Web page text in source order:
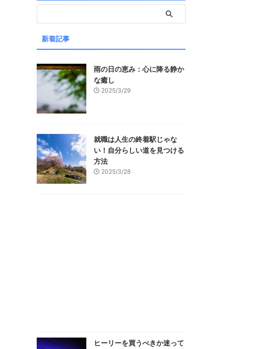
新着記事
雨の日の恵み：心に降る静か
な癒し
2025/3/29
就職は人生の終着駅じゃな
い！自分らしい道を見つける
方法
2025/3/28
ヒーリーを買うべきか迷って